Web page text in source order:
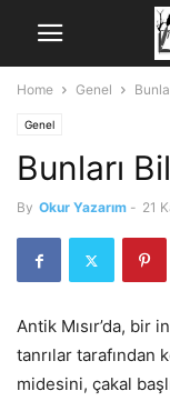
Home Genel
Genel
Bunları
By Okur Yazarım - 21
Antik Mısır’da, bir
tanrılar tarafından
midesini, çakal